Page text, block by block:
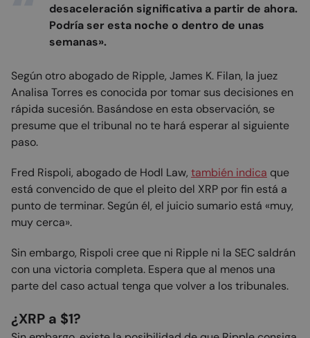
desaceleración significativa a partir de ahora.
Podría ser esta noche o dentro de unas
semanas».
Según otro abogado de Ripple, James K. Filan, la juez
Analisa Torres es conocida por tomar sus decisiones en
rápida sucesión. Basándose en esta observación, se
presume que el tribunal no te hará esperar al siguiente
paso.
Fred Rispoli, abogado de Hodl Law, también indica que
está convencido de que el pleito del XRP por fin está a
punto de terminar. Según él, el juicio sumario está «muy,
muy cerca».
Sin embargo, Rispoli cree que ni Ripple ni la SEC saldrán
con una victoria completa. Espera que al menos una
parte del caso actual tenga que volver a los tribunales.
¿XRP a $1?